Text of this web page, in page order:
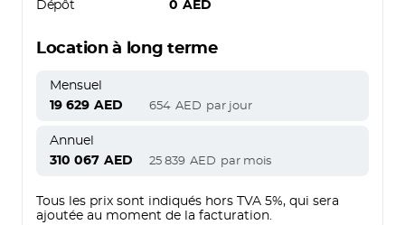
Dépôt 0 AED
Location à long terme
Mensuel
19 629 AED 654 AED par jour
Annuel
310 067 AED 25 839 AED par mois
Tous les prix sont indiqués hors TVA 5%, qui sera
ajoutée au moment de la facturation.